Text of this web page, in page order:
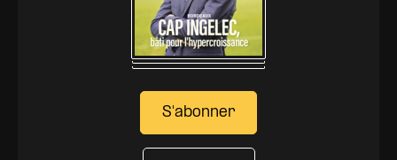
S'abonner